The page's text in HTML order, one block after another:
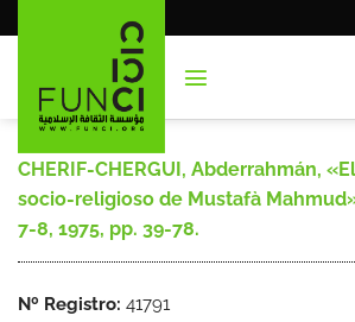
al
CHERIF-CHERGUI, Abderrahmán,
socio-religioso de Mustafà
7-8, 1975, pp. 39-78.
Nº Registro: 41791